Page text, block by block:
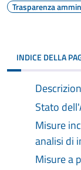
Trasparenza
INDICE DELLA
Stato
Misure
analisi di
Misure a